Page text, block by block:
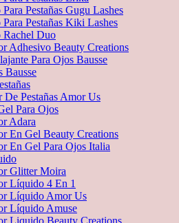
Pestañas Gugu Lashes
Pestañas Kiki Lashes
Rachel Duo
Adhesivo Beauty Creations
Para Ojos Bausse
Bausse
De Pestañas Amor Us
Para Ojos
Adara
En Gel Beauty Creations
En Gel Para Ojos Italia
Glitter Moira
Líquido 4 En 1
Líquido Amor Us
Líquido Amuse
Liquido Beauty Creations